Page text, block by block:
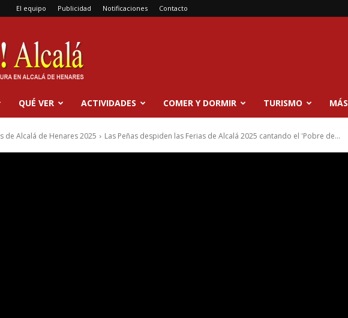
El equipo Publicidad Notificaciones Contacto
QUÉ VER ACTIVIDADES COMER Y DORMIR TURISMO MÁS
de Alcalá de Henares 2025 Las Peñas despiden las Ferias de Alcalá 2025 cantando el 'Pobre de...